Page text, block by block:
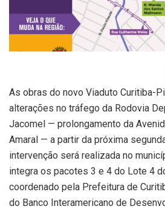
As obras do novo Viaduto Curitiba-
alterações no tráfego da Rodovia
Jacomel — prolongamento da
Amaral — a partir da próxima
intervenção será realizada no
integra os pacotes 3 e 4 do Lote 4
coordenado pela Prefeitura de
do Banco Interamericano de